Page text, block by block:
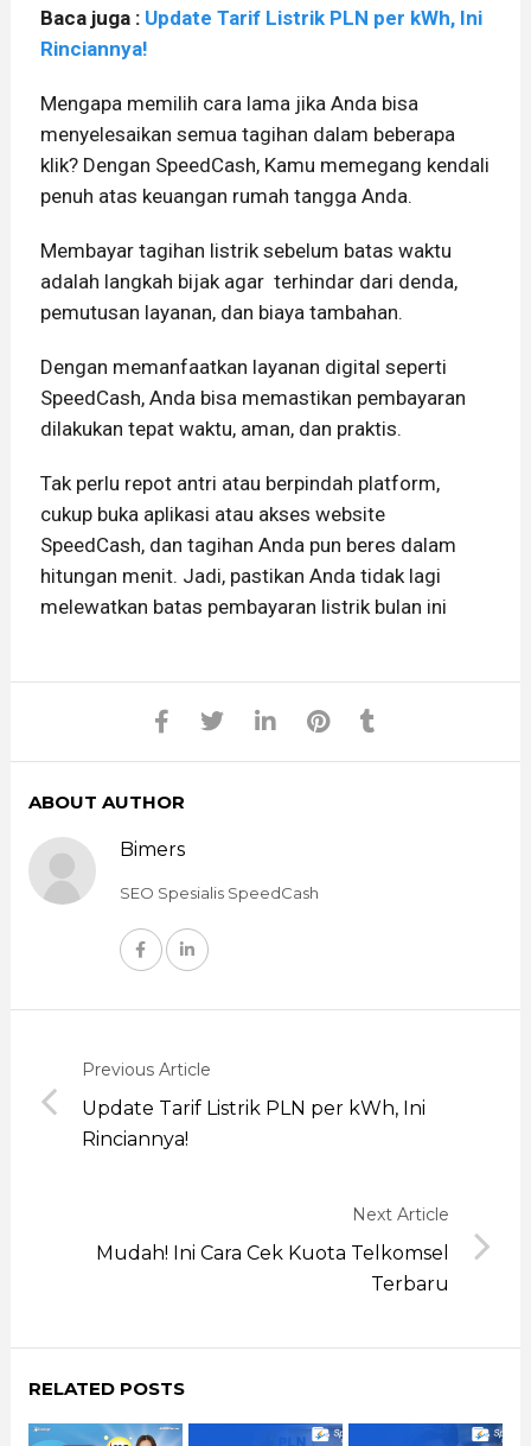
Baca juga : Update Tarif Listrik PLN per kWh, Ini
Rinciannya!
Mengapa memilih cara lama jika Anda bisa
menyelesaikan semua tagihan dalam beberapa
klik? Dengan SpeedCash, Kamu memegang kendali
penuh atas keuangan rumah tangga Anda.
Membayar tagihan listrik sebelum batas waktu
adalah langkah bijak agar terhindar dari denda,
pemutusan layanan, dan biaya tambahan.
Dengan memanfaatkan layanan digital seperti
SpeedCash, Anda bisa memastikan pembayaran
dilakukan tepat waktu, aman, dan praktis.
Tak perlu repot antri atau berpindah platform,
cukup buka aplikasi atau akses website
SpeedCash, dan tagihan Anda pun beres dalam
hitungan menit. Jadi, pastikan Anda tidak lagi
melewatkan batas pembayaran listrik bulan ini
ABOUT AUTHOR
Bimers
SEO Spesialis SpeedCash
Previous Article
Update Tarif Listrik PLN per kWh, Ini
Rinciannya!
Next Article
Mudah! Ini Cara Cek Kuota Telkomsel
Terbaru
RELATED POSTS